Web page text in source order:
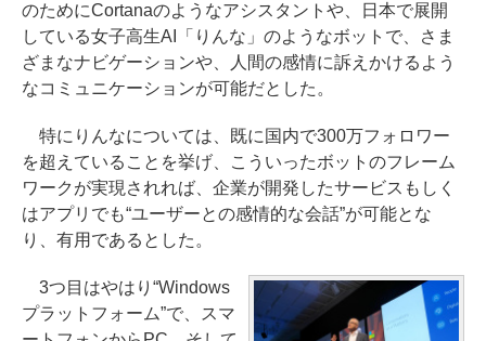
のためにCortanaのようなアシスタントや、日本で展開
している女子高生AI「りんな」のようなボットで、さま
ざまなナビゲーションや、人間の感情に訴えかけるよう
なコミュニケーションが可能だとした。
特にりんなについては、既に国内で300万フォロワー
を超えていることを挙げ、こういったボットのフレーム
ワークが実現されれば、企業が開発したサービスもしく
はアプリでも“ユーザーとの感情的な会話”が可能とな
り、有用であるとした。
3つ目はやはり“Windows
プラットフォーム”で、スマ